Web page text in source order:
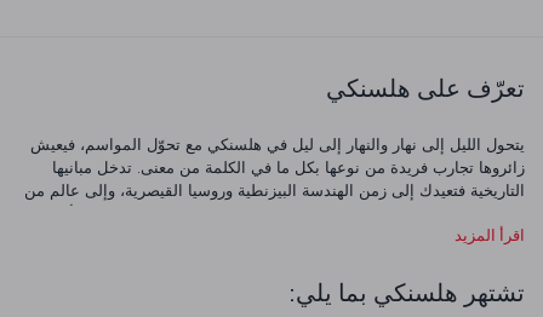
تعرّف على هلسنكي
يتحول الليل إلى نهار والنهار إلى ليل في هلسنكي مع تحوّل المواسم، فيعيش
زائروها تجارب فريدة من نوعها بكل ما في الكلمة من معنى. تدخل مبانيها
التاريخية فتعيدك إلى زمن الهندسة البيزنطية وروسيا القيصرية، وإلى عالم من
وكيف لا تنسى الزمان والمكان وأنت تستكشف تاريخ المدينة ومتاحفها الفنية
البارزتين في شوارع المدينة وفي كل زاوية من ساحاتها. تنقّل بين مطاعم
هلسنكي العديدة واختر أيّ مطعم منها لتتذوق أطباق المدينة التقليدية ولتختبر
اقرأ المزيد
تشتهر هلسنكي بما يلي: